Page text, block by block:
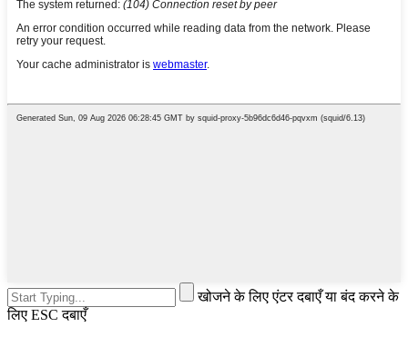
खोजने के लिए एंटर दबाएँ या बंद करने के
लिए ESC दबाएँ